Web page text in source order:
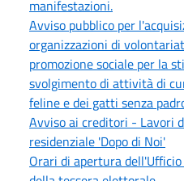
manifestazioni.
Avviso pubblico per
organizzazioni di
promozione sociale per la
svolgimento di attività di
feline e dei gatti senza
Avviso ai creditori - Lavori
residenziale 'Dopo di Noi'
Orari di apertura